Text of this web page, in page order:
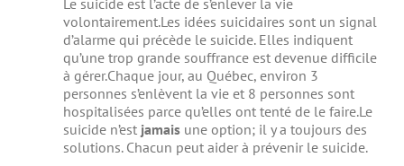
Le suicide est l’acte de s’enlever la vie
volontairement.Les idées suicidaires sont un signal
d’alarme qui précède le suicide. Elles indiquent
qu’une trop grande souffrance est devenue difficile
à gérer.Chaque jour, au Québec, environ 3
personnes s’enlèvent la vie et 8 personnes sont
hospitalisées parce qu’elles ont tenté de le faire.Le
suicide n’est jamais une option; il y a toujours des
solutions. Chacun peut aider à prévenir le suicide.